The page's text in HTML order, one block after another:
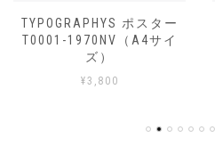
TYPOGRAPHYS ポスター
T0001-1970NV（A4サイ
ズ）
¥3,800